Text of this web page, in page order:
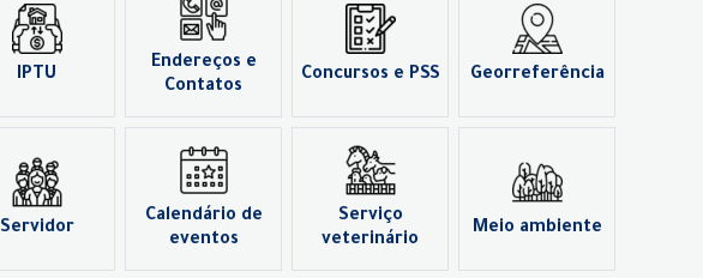
IPTU
Endereços e
Contatos
Concursos e PSS Georreferência
Servidor
Calendário de
eventos
Serviço
veterinário
Meio ambiente